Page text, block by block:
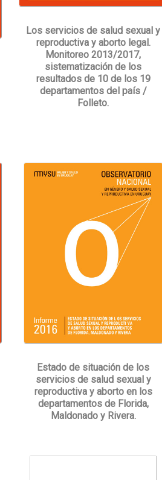
Los servicios de salud sexual y
reproductiva y aborto legal.
Monitoreo 2013/2017,
sistematización de los
resultados de 10 de los 19
departamentos del país /
Folleto.
Estado de situación de los
servicios de salud sexual y
reproductiva y aborto en los
departamentos de Florida,
Maldonado y Rivera.